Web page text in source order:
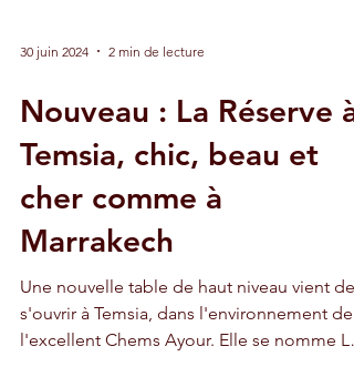
30 juin 2024 2 min de lecture
Nouveau : La Réserve à
Temsia, chic, beau et
cher comme à
Marrakech
Une nouvelle table de haut niveau vient de